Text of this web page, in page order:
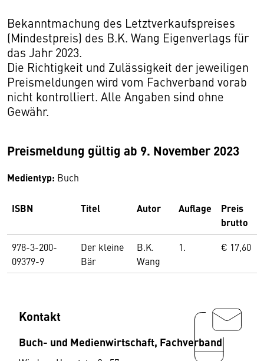
Bekanntmachung des Letztverkaufspreises
(Mindestpreis) des B.K. Wang Eigenverlags für
das Jahr 2023.
Die Richtigkeit und Zulässigkeit der jeweiligen
Preismeldungen wird vom Fachverband vorab
nicht kontrolliert. Alle Angaben sind ohne
Gewähr.
Preismeldung gültig ab 9. November 2023
Medientyp: Buch
ISBN Titel Autor Auflage
Preis
brutto
978-3-200-
09379-9
Der kleine
Bär
B.K.
Wang
1. € 17,60
Kontakt
Buch- und Medienwirtschaft, Fachverband